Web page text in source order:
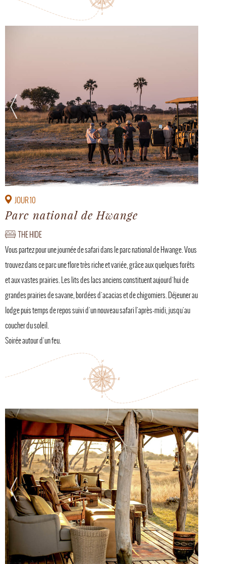
JOUR 10
Parc national de Hwange
THE HIDE
Vous partez pour une journée de safari dans le parc national de Hwange. Vous
trouvez dans ce parc une flore très riche et variée, grâce aux quelques forêts
et aux vastes prairies. Les lits des lacs anciens constituent aujourd'hui de
grandes prairies de savane, bordées d'acacias et de chigomiers. Déjeuner au
lodge puis temps de repos suivi d'un nouveau safari l'après-midi, jusqu'au
coucher du soleil.
Soirée autour d'un feu.